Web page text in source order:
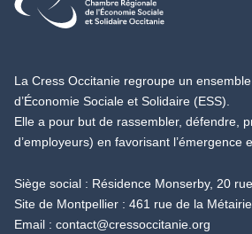
La Cress Occitanie regroupe un
d’Économie Sociale et Solidaire (ESS).
Elle a pour but de rassembler, défendre,
d’employeurs) en favorisant l’émergence
Siège social : Résidence Monserby, 20
Site de Montpellier : 461 rue de la
Email : contact@cressoccitanie.org